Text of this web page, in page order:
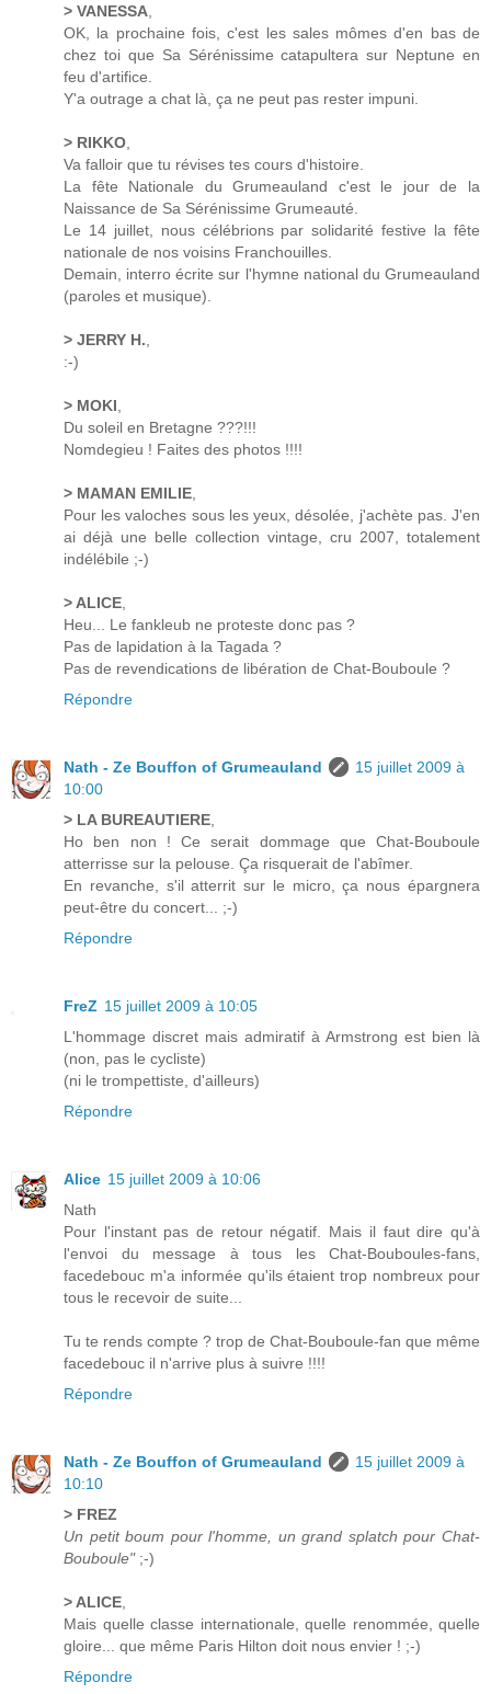
> VANESSA,
OK, la prochaine fois, c'est les sales mômes d'en bas de
chez toi que Sa Sérénissime catapultera sur Neptune en
feu d'artifice.
Y'a outrage a chat là, ça ne peut pas rester impuni.
> RIKKO,
Va falloir que tu révises tes cours d'histoire.
La fête Nationale du Grumeauland c'est le jour de la
Naissance de Sa Sérénissime Grumeauté.
Le 14 juillet, nous célébrions par solidarité festive la fête
nationale de nos voisins Franchouilles.
Demain, interro écrite sur l'hymne national du Grumeauland
(paroles et musique).
> JERRY H.,
:-)
> MOKI,
Du soleil en Bretagne ???!!!
Nomdegieu ! Faites des photos !!!!
> MAMAN EMILIE,
Pour les valoches sous les yeux, désolée, j'achète pas. J'en
ai déjà une belle collection vintage, cru 2007, totalement
indélébile ;-)
> ALICE,
Heu... Le fankleub ne proteste donc pas ?
Pas de lapidation à la Tagada ?
Pas de revendications de libération de Chat-Bouboule ?
Répondre
Nath - Ze Bouffon of Grumeauland
15 juillet 2009 à
10:00
> LA BUREAUTIERE,
Ho ben non ! Ce serait dommage que Chat-Bouboule
atterrisse sur la pelouse. Ça risquerait de l'abîmer.
En revanche, s'il atterrit sur le micro, ça nous épargnera
peut-être du concert... ;-)
Répondre
FreZ 15 juillet 2009 à 10:05
L'hommage discret mais admiratif à Armstrong est bien là
(non, pas le cycliste)
(ni le trompettiste, d'ailleurs)
Répondre
Alice 15 juillet 2009 à 10:06
Nath
Pour l'instant pas de retour négatif. Mais il faut dire qu'à
l'envoi du message à tous les Chat-Bouboules-fans,
facedebouc m'a informée qu'ils étaient trop nombreux pour
tous le recevoir de suite...
Tu te rends compte ? trop de Chat-Bouboule-fan que même
facedebouc il n'arrive plus à suivre !!!!
Répondre
Nath - Ze Bouffon of Grumeauland
15 juillet 2009 à
10:10
> FREZ
Un petit boum pour l'homme, un grand splatch pour Chat-
Bouboule";-)
> ALICE,
Mais quelle classe internationale, quelle renommée, quelle
gloire... que même Paris Hilton doit nous envier ! ;-)
Répondre